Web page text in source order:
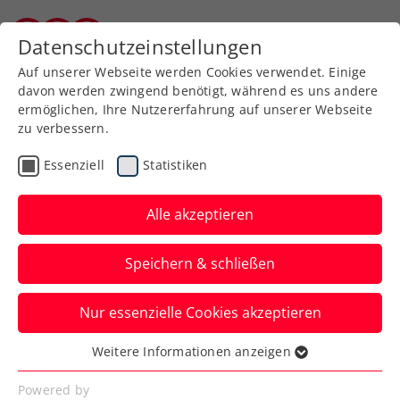
Zurück zur Newsübersicht
Ausbildung
Übungsleiterkurs - 2023
AUFNAHMESTOPP BEI BTV
ÜBUNGSLEITERKURS 2023 !!!
Verfasst von: Claudia Schlögl-Wandl, 11.01.2023
Datenschutzeinstellungen
Auf unserer Webseite werden Cookies verwendet. Einige
davon werden zwingend benötigt, während es uns andere
ermöglichen, Ihre Nutzererfahrung auf unserer Webseite
zu verbessern.
Essenziell Statistiken
Alle akzeptieren
Speichern & schließen
Nur essenzielle Cookies akzeptieren
Essenziell
Essenzielle Cookies werden für grundlegende
Weitere Informationen anzeigen
Powered by